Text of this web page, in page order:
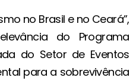
no Brasil e no Ceará”,
do Programa
do Setor de Eventos
para a sobrevivência